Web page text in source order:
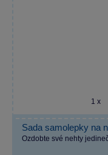
1 x
Sada samolepky na
Ozdobte své nehty